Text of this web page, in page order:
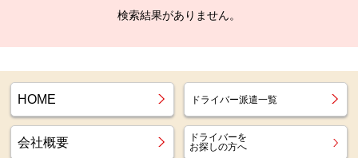
検索結果がありません。
HOME ドライバー派遣一覧
会社概要
ドライバーを
お探しの方へ